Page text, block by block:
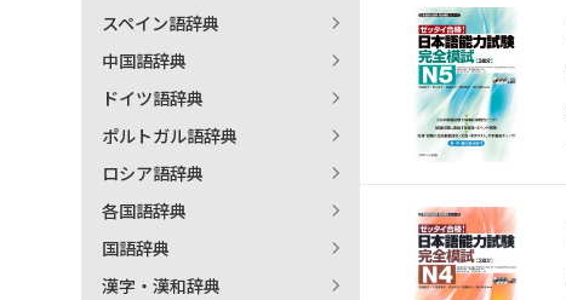
スペイン語辞典
中国語辞典
ドイツ語辞典
ポルトガル語辞典
ロシア語辞典
各国語辞典
国語辞典
漢字・漢和辞典